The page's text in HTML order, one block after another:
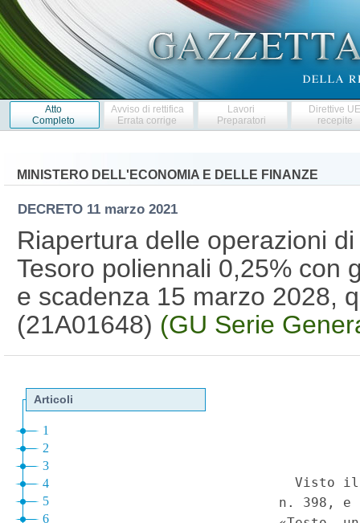
Atto
Completo
Avviso di rettifica
Errata corrige
Lavori
Preparatori
Direttive
recepite
MINISTERO DELL'ECONOMIA E DELLE FINANZE
DECRETO 11 marzo 2021
Riapertura delle operazioni
Tesoro poliennali 0,25% con
e scadenza 15 marzo 2028,
(21A01648) (GU Serie